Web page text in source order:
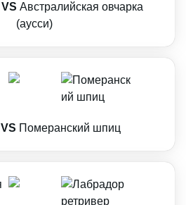
VS Австралийская овчарка
(аусси)
VS Померанский шпиц